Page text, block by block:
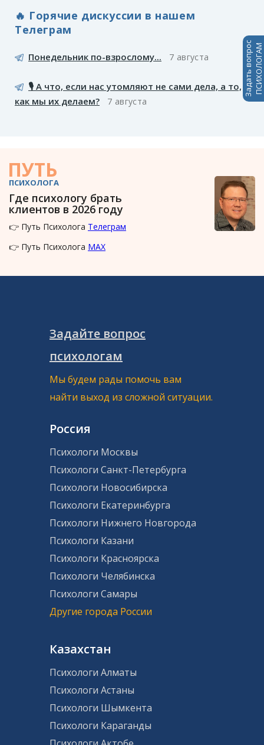
🔥 Горячие дискуссии в нашем
Телеграм
Понедельник по-взрослому... 7 августа
🎙️ А что, если нас утомляют не сами дела, а то,
как мы их делаем?
7 августа
ПУТЬ
ПСИХОЛОГА
Где психологу брать
клиентов в 2026 году
👉 Путь Психолога Телеграм
👉 Путь Психолога MAX
Задать вопросПСИХОЛОГАМ
Задайте вопрос
психологам
Мы будем рады помочь вам
найти выход из сложной ситуации.
Россия
Психологи Москвы
Психологи Санкт-Петербурга
Психологи Новосибирска
Психологи Екатеринбурга
Психологи Нижнего Новгорода
Психологи Казани
Психологи Красноярска
Психологи Челябинска
Психологи Самары
Другие города России
Казахстан
Психологи Алматы
Психологи Астаны
Психологи Шымкента
Психологи Караганды